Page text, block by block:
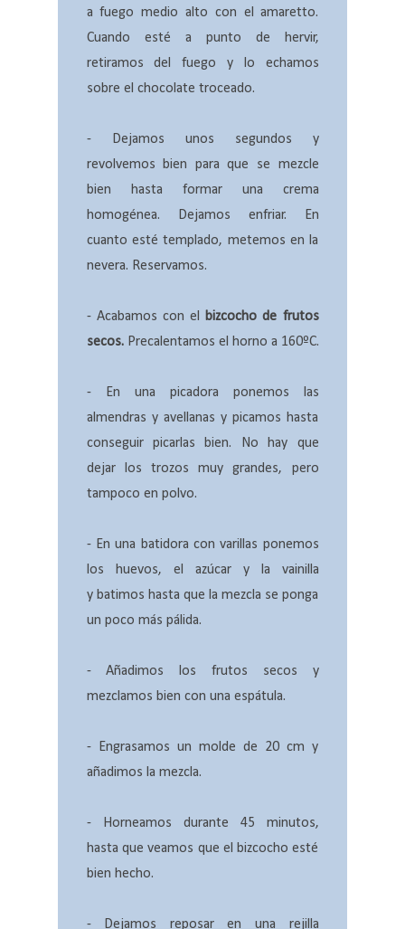
a fuego medio alto con el amaretto.
Cuando esté a punto de hervir,
retiramos del fuego y lo echamos
sobre el chocolate troceado.
- Dejamos unos segundos y
revolvemos bien para que se mezcle
bien hasta formar una crema
homogénea. Dejamos enfriar. En
cuanto esté templado, metemos en la
nevera. Reservamos.
- Acabamos con elbizcocho de frutos
secos.Precalentamos el horno a 160ºC.
- En una picadora ponemos las
almendras y avellanas y picamos hasta
conseguir picarlas bien. No hay que
dejar los trozos muy grandes, pero
tampoco en polvo.
- En una batidora con varillas ponemos
los huevos, el azúcar y la vainilla
y batimos hasta que la mezcla se ponga
un poco más pálida.
- Añadimos los frutos secos y
mezclamos bien con una espátula.
- Engrasamos un molde de 20 cm y
añadimos la mezcla.
- Horneamos durante 45 minutos,
hasta que veamos que el bizcocho esté
bien hecho.
- Dejamos reposar en una rejilla